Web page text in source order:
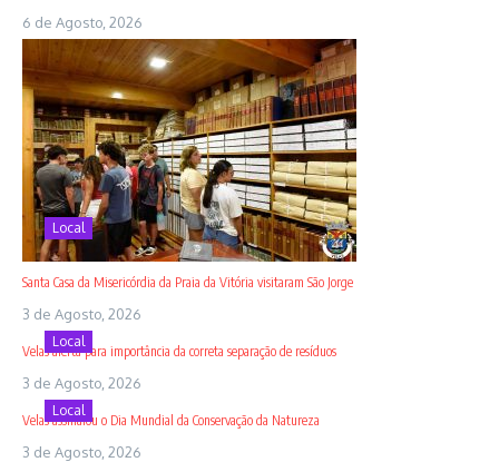
6 de Agosto, 2026
Local
Santa Casa da Misericórdia da Praia da Vitória visitaram São Jorge
3 de Agosto, 2026
Local
Velas alerta para importância da correta separação de resíduos
3 de Agosto, 2026
Local
Velas assinalou o Dia Mundial da Conservação da Natureza
3 de Agosto, 2026